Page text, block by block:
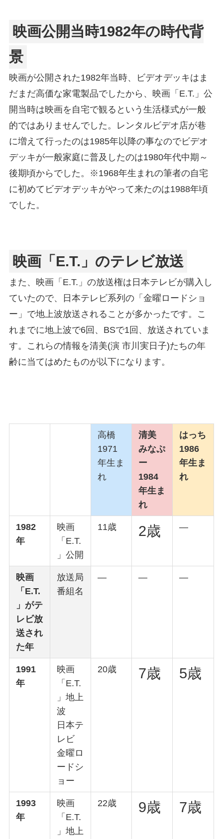
映画公開当時1982年の時代背
景
映画が公開された1982年当時、ビデオデッキはま
だまだ高価な家電製品でしたから、映画「E.T.」公
開当時は映画を自宅で観るという生活様式が一般
的ではありませんでした。レンタルビデオ店が巷
に増えて行ったのは1985年以降の事なのでビデオ
デッキが一般家庭に普及したのは1980年代中期～
後期頃からでした。※1968年生まれの筆者の自宅
に初めてビデオデッキがやって来たのは1988年頃
でした。
映画「E.T.」のテレビ放送
また、映画「E.T.」の放送権は日本テレビが購入し
ていたので、日本テレビ系列の「金曜ロードショ
ー」で地上波放送されることが多かったです。こ
れまでに地上波で6回、BSで1回、放送されていま
す。これらの情報を清美(演 市川実日子)たちの年
齢に当てはめたものが以下になります。
高橋
1971
年生ま
れ
清美
みなぷ
ー
1984
年生ま
れ
はっち
1986
年生ま
れ
1982
年
映画
「E.T.
」公開
11歳 2歳 —
映画
「E.T.
」がテ
レビ放
送され
た年
放送局
番組名
— — —
1991
年
映画
「E.T.
」地上
波
日本テ
レビ
金曜ロ
ードシ
ョー
20歳 7歳 5歳
1993
年
映画
「E.T.
」地上
22歳 9歳 7歳